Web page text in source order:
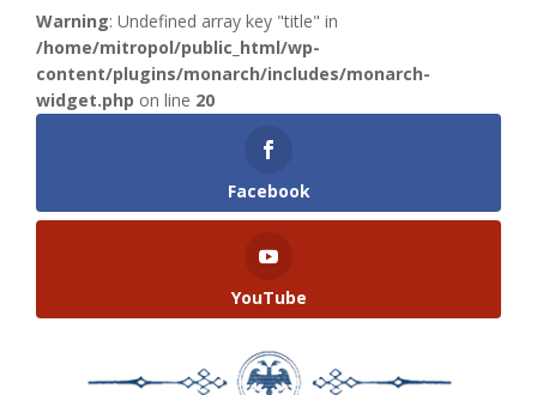
Warning: Undefined array key "title" in
/home/mitropol/public_html/wp-
content/plugins/monarch/includes/monarch-
widget.php on line 20
Facebook
YouTube